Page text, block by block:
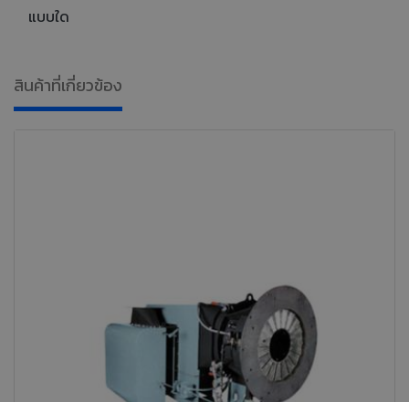
แบบใด
สินค้าที่เกี่ยวข้อง